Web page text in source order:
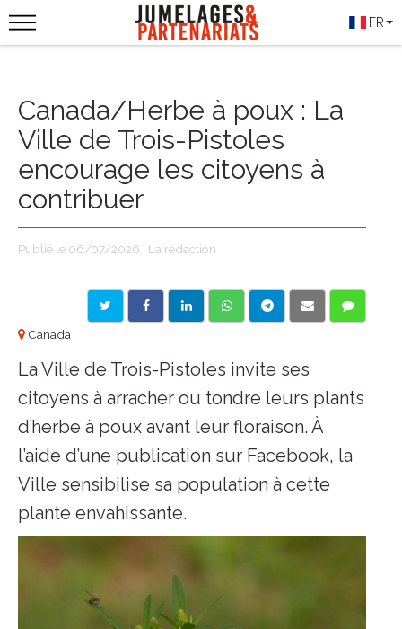
FR
Canada/Herbe à poux : La
Ville de Trois-Pistoles
encourage les citoyens à
contribuer
Publié le 06/07/2026 | La rédaction
Canada
La Ville de Trois-Pistoles invite ses
citoyens à arracher ou tondre leurs plants
d’herbe à poux avant leur floraison. À
l’aide d’une publication sur Facebook, la
Ville sensibilise sa population à cette
plante envahissante.